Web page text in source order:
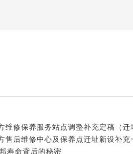
服务中心（需提前预约）
售后服务中心（北京总部）（需提
寿命背后的秘密